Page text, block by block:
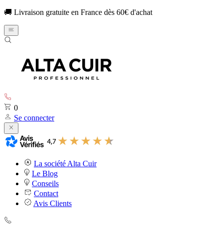
🚚 Livraison gratuite en France dès 60€ d'achat
0
Se connecter
La société Alta Cuir
Le Blog
Conseils
Contact
Avis Clients